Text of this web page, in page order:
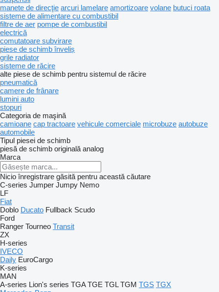
manete de direcţie arcuri lamelare amortizoare volane butuci roata
sisteme de alimentare cu combustibil
filtre de aer pompe de combustibil
electrică
comutatoare subvirare
piese de schimb înveliș
grile radiator
sisteme de răcire
alte piese de schimb pentru sistemul de răcire
pneumatică
camere de frânare
lumini auto
stopuri
Categoria de maşină
camioane cap tractoare vehicule comerciale microbuze autobuze
automobile
Tipul piesei de schimb
piesă de schimb originală analog
Marca
Nicio înregistrare găsită pentru această căutare
C-series Jumper Jumpy Nemo
LF
Fiat
Doblo Ducato Fullback Scudo
Ford
Ranger Tourneo Transit
ZX
H-series
IVECO
Daily EuroCargo
K-series
MAN
A-series Lion's series TGA TGE TGL TGM TGS TGX